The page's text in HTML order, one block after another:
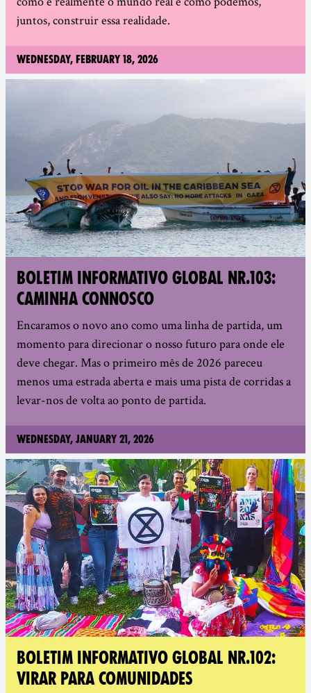
juntos, construir essa realidade.
Wednesday, February 18, 2026
BOLETIM INFORMATIVO GLOBAL NR.103:
CAMINHA CONNOSCO
Encaramos o novo ano como uma linha de partida, um
momento para direcionar o nosso futuro para onde ele
deve chegar. Mas o primeiro mês de 2026 pareceu
menos uma estrada aberta e mais uma pista de corridas a
levar-nos de volta ao ponto de partida.
Wednesday, January 21, 2026
BOLETIM INFORMATIVO GLOBAL NR.102:
VIRAR PARA COMUNIDADES